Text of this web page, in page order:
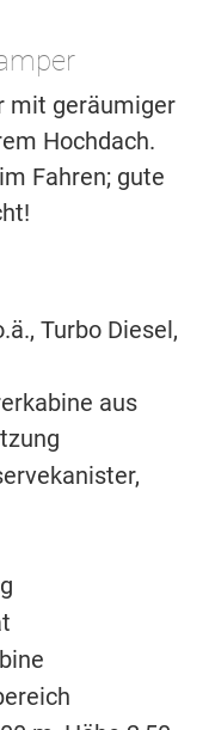
mit geräumiger
Hochdach.
Fahren; gute
Turbo Diesel,
aus